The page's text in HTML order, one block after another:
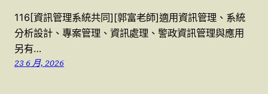
116[資訊管理系統共同][郭富老師]適用資訊管理、系統
分析設計、專案管理、資訊處理、警政資訊管理與應用
另有…
23 6 月, 2026